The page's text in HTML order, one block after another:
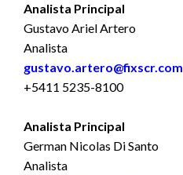
Analista Principal
Gustavo Ariel Artero
Analista
gustavo.artero@fixscr.com
+5411 5235-8100
Analista Principal
German Nicolas Di Santo
Analista